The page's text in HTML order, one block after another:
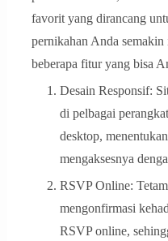
favorit yang dirancang
pernikahan Anda
beberapa fitur yang bisa
Desain Responsif:
di pelbagai
desktop,
mengaksesnya
RSVP Online:
mengonfirmasi
RSVP online,